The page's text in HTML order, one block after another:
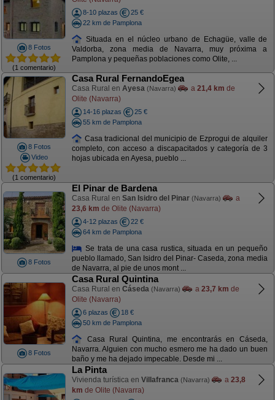
8 Fotos
(1 comentario)
8-10 plazas
25 €
22 km de Pamplona
Situada en el núcleo urbano de Echagüe, valle de
Valdorba, zona media de Navarra, muy próxima a
Pamplona y pequeñas poblaciones como Olite, ...
8 Fotos
Video
(1 comentario)
Casa Rural FernandoEgea
Casa Rural en Ayesa (Navarra) a 21,4 km de
Olite (Navarra)
14-16 plazas
25 €
55 km de Pamplona
Casa tradicional del municipio de Ezprogui de alquiler
completo, con acceso a discapacitados y categoría de 3
hojas ubicada en Ayesa, pueblo ...
8 Fotos
El Pinar de Bardena
Casa Rural en San Isidro del Pinar (Navarra)
a
23,6 km de Olite (Navarra)
4-12 plazas
22 €
64 km de Pamplona
Se trata de una casa rustica, situada en un pequeño
pueblo llamado, San Isidro del Pinar- Caseda, zona media
de Navarra, al pie de unos mont ...
8 Fotos
Casa Rural Quintina
Casa Rural en Cáseda (Navarra) a 23,7 km de
Olite (Navarra)
6 plazas
18 €
50 km de Pamplona
Casa Rural Quintina, me encontrarás en Cáseda,
Navarra. Alguien con mucho esmero me ha dado un buen
baño y me ha dejado impecable. Desde mi ...
La Pinta
Vivienda turística en Villafranca (Navarra) a 23,8
km de Olite (Navarra)